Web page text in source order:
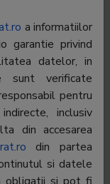
a informatiilor
garantie privind
datelor, in
sunt verificate
pentru
inclusiv
din accesarea
din partea
si datele